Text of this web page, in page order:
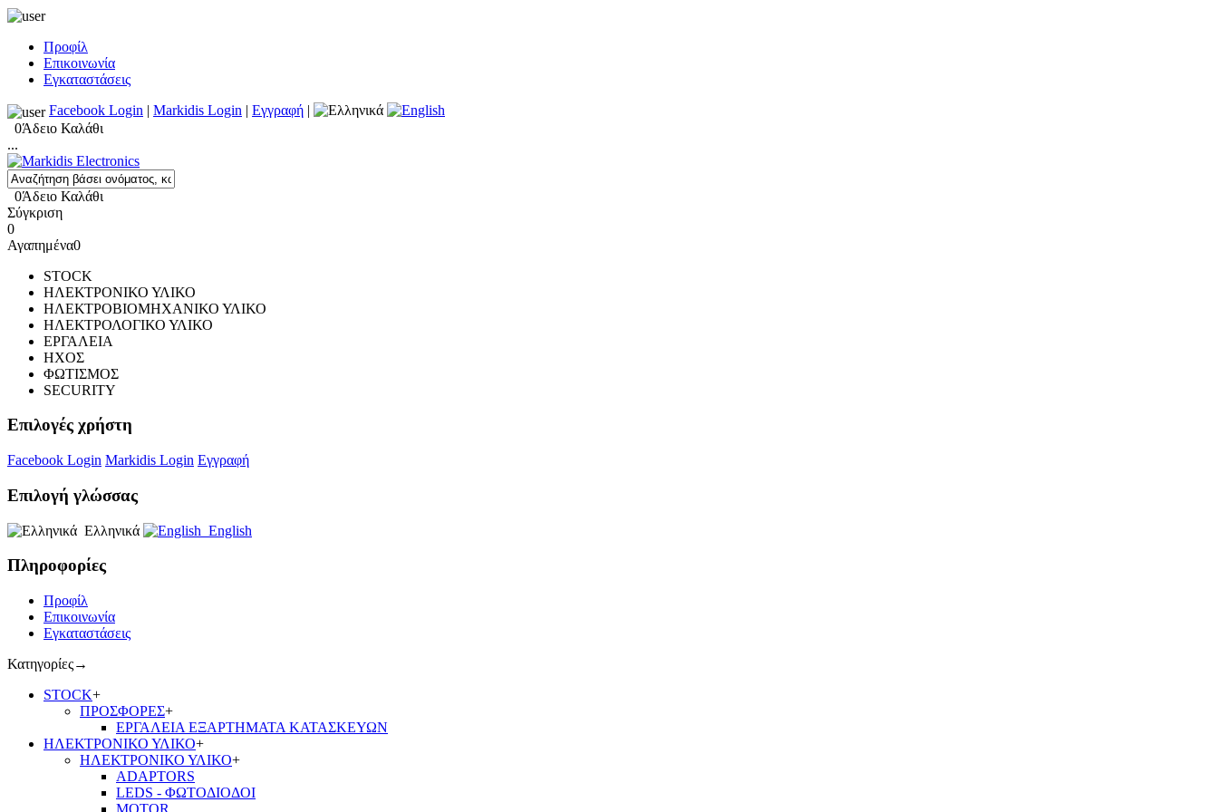
Προφίλ
Επικοινωνία
Εγκαταστάσεις
Facebook Login | Markidis Login | Εγγραφή |
0Άδειο Καλάθι
...
0Άδειο Καλάθι
Σύγκριση
0
Αγαπημένα0
STOCK
ΗΛΕΚΤΡΟΝΙΚΟ ΥΛΙΚΟ
ΗΛΕΚΤΡΟΒΙΟΜΗΧΑΝΙΚΟ ΥΛΙΚΟ
ΗΛΕΚΤΡΟΛΟΓΙΚΟ ΥΛΙΚΟ
ΕΡΓΑΛΕΙΑ
ΗΧΟΣ
ΦΩΤΙΣΜΟΣ
SECURITY
Επιλογές χρήστη
Facebook Login Markidis Login Εγγραφή
Επιλογή γλώσσας
Ελληνικά English
Πληροφορίες
Προφίλ
Επικοινωνία
Εγκαταστάσεις
Κατηγορίες→
STOCK+
ΠΡΟΣΦΟΡΕΣ+
ΕΡΓΑΛΕΙΑ ΕΞΑΡΤΗΜΑΤΑ ΚΑΤΑΣΚΕΥΩΝ
ΗΛΕΚΤΡΟΝΙΚΟ ΥΛΙΚΟ+
ΗΛΕΚΤΡΟΝΙΚΟ ΥΛΙΚΟ+
ADAPTORS
LEDS - ΦΩΤΟΔΙΟΔΟΙ
MOTOR